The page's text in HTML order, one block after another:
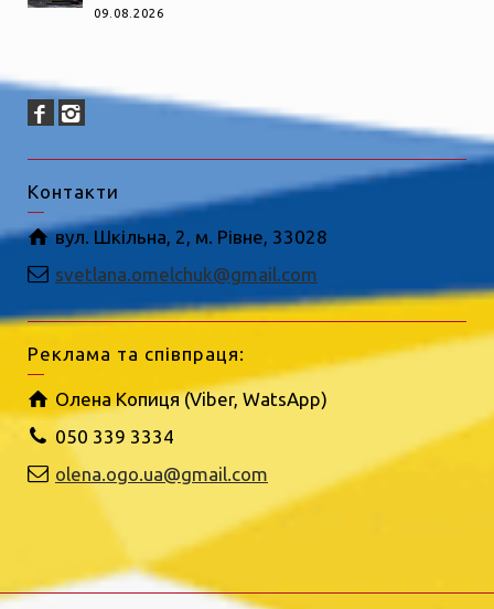
09.08.2026
Контакти
вул. Шкільна, 2, м. Рівне, 33028
svetlana.omelchuk@gmail.com
Реклама та співпраця:
Олена Копиця (Viber, WatsApp)
050 339 3334
olena.ogo.ua@gmail.com